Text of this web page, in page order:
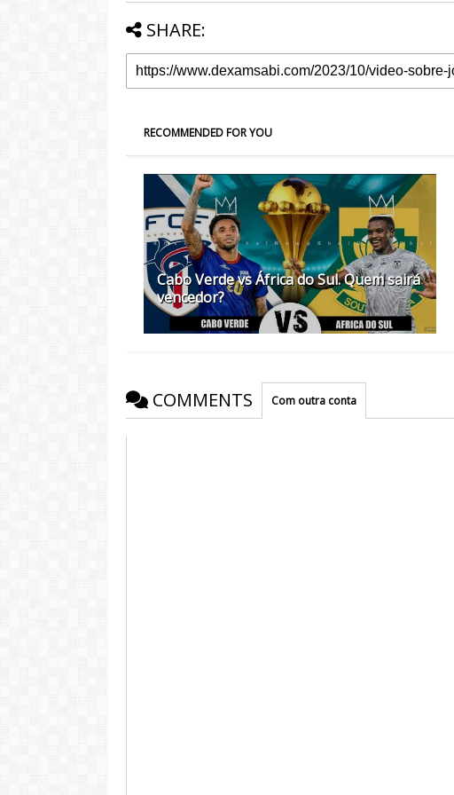
SHARE:
RECOMMENDED FOR YOU
Cabo Verde vs África do Sul. Quem sairá
vencedor?
COMMENTS Com outra conta